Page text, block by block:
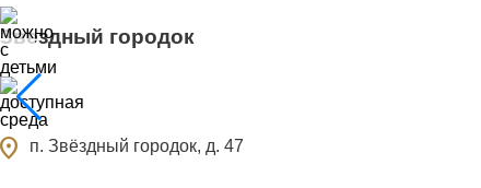
Звездный городок
п. Звёздный городок, д. 47